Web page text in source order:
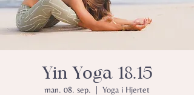
Yin Yoga 18.15
man. 08. sep. Yoga i Hjertet